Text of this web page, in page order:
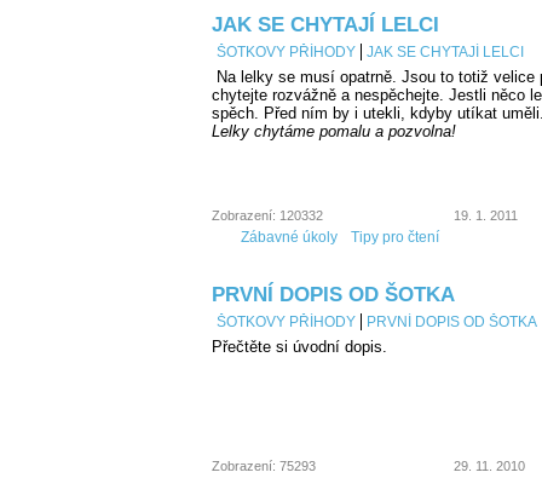
JAK SE CHYTAJÍ LELCI
ŠOTKOVY PŘÍHODY JAK SE CHYTAJÍ LELCI
Na lelky se musí opatrně. Jsou to totiž velice
chytejte rozvážně a nespěchejte. Jestli něco
spěch. Před ním by i utekli, kdyby utíkat
Lelky chytáme pomalu a pozvolna!
Zobrazení: 120332 19. 1. 2011
Zábavné úkoly Tipy pro čtení
PRVNÍ DOPIS OD ŠOTKA
ŠOTKOVY PŘÍHODY PRVNÍ DOPIS OD ŠOTKA
Přečtěte si úvodní dopis.
Zobrazení: 75293 29. 11. 2010